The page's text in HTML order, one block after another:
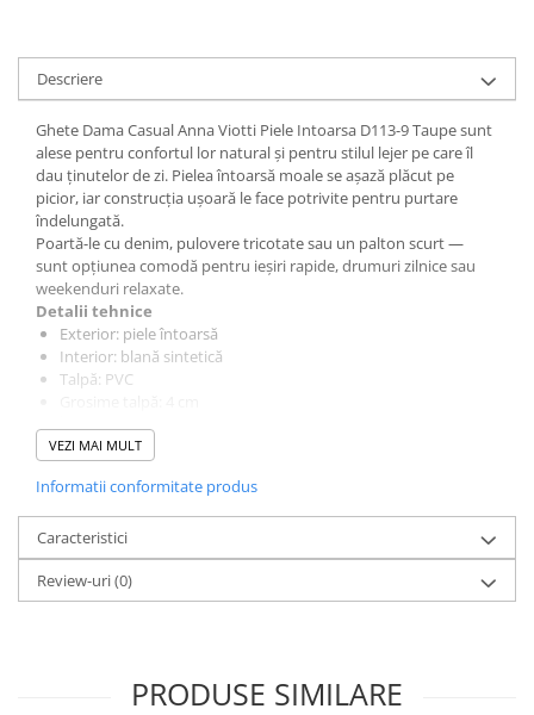
Descriere
Ghete Dama Casual Anna Viotti Piele Intoarsa D113-9 Taupe sunt
alese pentru confortul lor natural și pentru stilul lejer pe care îl
dau ținutelor de zi. Pielea întoarsă moale se așază plăcut pe
picior, iar construcția ușoară le face potrivite pentru purtare
îndelungată.
Poartă-le cu denim, pulovere tricotate sau un palton scurt —
sunt opțiunea comodă pentru ieșiri rapide, drumuri zilnice sau
weekenduri relaxate.
Detalii tehnice
Exterior: piele întoarsă
Interior: blană sintetică
Talpă: PVC
Înălțime la spate: 5 cm
Înălțime totală: 15,5 cm
VEZI MAI MULT
Informatii conformitate produs
Caracteristici
Review-uri(0)
PRODUSE SIMILARE